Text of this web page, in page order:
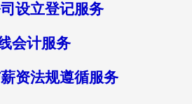
设立登记服务
会计服务
资法规遵循服务